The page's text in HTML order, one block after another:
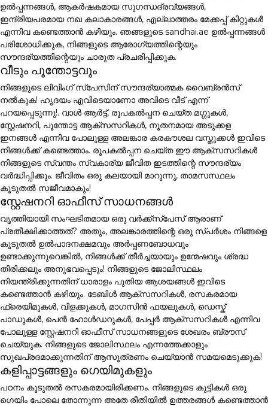
ഉൽപ്പന്നങ്ങൾ, ആകർഷകമായ സുഗന്ധദ്രവ്യങ്ങൾ,
ഇന്ദ്രിയപരമായ നഖ കലാകാരങ്ങൾ, എല്ലാത്തരം മേക്കപ്പ് കിറ്റുകൾ
എന്നിവ കണ്ടെത്താൻ കഴിയും. ഞങ്ങളുടെ sandhai.ae ഉൽപ്പന്നങ്ങൾ
പരിശോധിക്കുക, നിങ്ങളുടെ ആരോഗ്യത്തിന്റെയും
സൗന്ദര്യത്തിന്റെയും ചാരുത പ്രചരിപ്പിക്കുക.
വീടും പൂന്തോട്ടവും
നിങ്ങളുടെ ലിവിംഗ് സ്പേസിന് സൗന്ദര്യാത്മക വൈബ്രൻസ്
നൽകുക! ഹൃദയം എവിടെയാണോ അവിടെ വീട് എന്ന്
പറയപ്പെടുന്നു!. വാൾ ആർട്ട്, രൂപകൽപ്പന ചെയ്ത മഗ്ഗുകൾ,
സ്റ്റേഷനറി, പൂന്തോട്ട ആക്സസറികൾ, നൂതനമായ അടുക്കള
ഇനങ്ങൾ എന്നിവ പോലുള്ള അലങ്കാര കരകൗശല വസ്തുക്കൾ ഇവിടെ
നിങ്ങൾക്ക് കണ്ടെത്താം. രൂപകൽപ്പന ചെയ്ത ഈ ആക്സസറികൾ
നിങ്ങളുടെ സ്വന്തം സ്വകാര്യ ജീവിത ഇടത്തിന്റെ സൗന്ദര്യം
വർദ്ധിപ്പിക്കും. ജീവിതം ഒരു കലയായി മാറുന്നു, താമസസ്ഥലം
കൂടുതൽ സജീവമാകും!
സ്റ്റേഷനറി ഓഫീസ് സാധനങ്ങൾ
വൃത്തിയായി സംഘടിതമായ ഒരു വർക്ക്സ്പേസ് ആരാണ്
പ്രതീക്ഷിക്കാത്തത്? അതും, അലങ്കാരത്തിന്റെ ഒരു സ്പർശം നിങ്ങളെ
കൂടുതൽ ഉൽപാദനക്ഷമവും അർപ്പണബോധവും
ഉണ്ടാക്കുന്നുവെങ്കിൽ, നിങ്ങൾക്ക് തീർച്ചയായും ഉന്മേഷവും ശ്രദ്ധ
തിരിക്കലും അനുഭവപ്പെടും! നിങ്ങളുടെ ജോലിസ്ഥലം
നിയന്ത്രിക്കുന്നതിന് ധാരാളം പുതിയ ആശയങ്ങൾ ഇവിടെ
കണ്ടെത്താൻ കഴിയും. ടേബിൾ ആക്സസറികൾ, രസകരമായ
ഫ്രെയിമുകൾ, വിളക്കുകൾ, മാഗസിൻ ഫയലുകൾ, ഡെസ്ക്
പാഡുകൾ, പെൻ ഹോൾഡറുകൾ, പേപ്പർ ആക്സസറികൾ എന്നിവ
പോലുള്ള സ്റ്റേഷനറി ഓഫീസ് സാധനങ്ങളുടെ ശേഖരം ബ്രൗസ്
ചെയ്യുക. നിങ്ങളുടെ ജോലിസ്ഥലം എന്നത്തേക്കാളും
സുഖപ്രദമാക്കുന്നതിന് ആസൂത്രണം ചെയ്യാൻ സമയമെടുക്കുക!
കളിപ്പാട്ടങ്ങളും ഗെയിമുകളും
പഠനം കൂടുതൽ രസകരമായിരിക്കണം. നിങ്ങളുടെ കുട്ടികൾ ഒരു
ഗെയിം പോലെ തോന്നുന്ന അതേ രീതിയിൽ ഉത്തരങ്ങൾ കണ്ടെത്താൻ